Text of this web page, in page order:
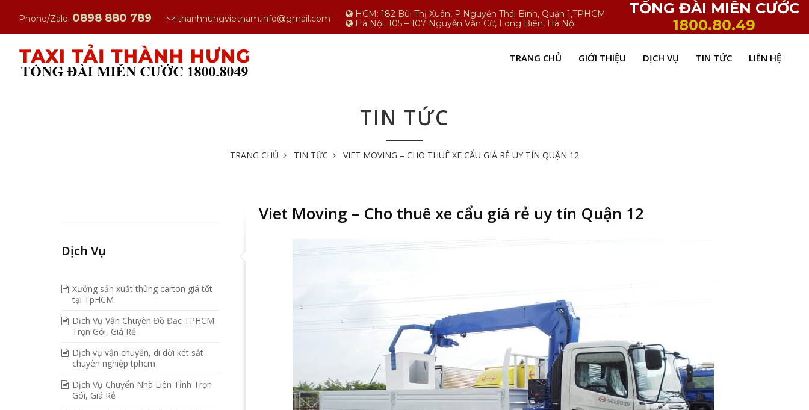
Phone/Zalo: 0898 880 789 thanhhungvietnam.info@gmail.com
HCM: 182 Bùi Thị Xuân, P.Nguyễn Thái Bình, Quận 1,TPHCM
Hà Nội: 105 – 107 Nguyễn Văn Cừ, Long Biên, Hà Nội
TỔNG ĐÀI MIỄN CƯỚC
1800.80.49
TRANG CHỦ GIỚI THIỆU DỊCH VỤ TIN TỨC LIÊN HỆ
TIN TỨC
TRANG CHỦ TIN TỨC VIET MOVING – CHO THUÊ XE CẨU GIÁ RẺ UY TÍN QUẬN 12
Dịch Vụ
Xưởng sản xuất thùng carton giá tốt
tại TpHCM
Dịch Vụ Vận Chuyên Đồ Đạc TPHCM
Trọn Gói, Giá Rẻ
Dịch vụ vận chuyển, di dời két sắt
chuyên nghiệp tphcm
Dịch Vụ Chuyển Nhà Liên Tỉnh Trọn
Gói, Giá Rẻ
Viet Moving – Cho thuê xe cẩu giá rẻ uy tín Quận 12